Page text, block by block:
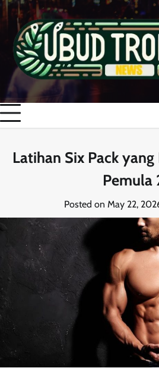
Skip
to
content
Latihan Six Pack
Pemula
Posted on May 22,